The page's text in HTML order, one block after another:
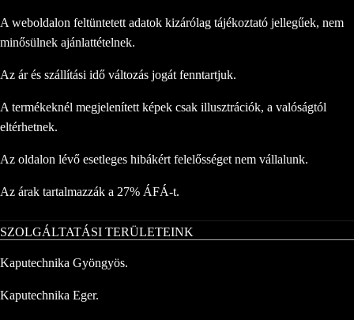
A weboldalon feltüntetett adatok kizárólag tájékoztató jellegűek, nem
minősülnek ajánlattételnek.
Az ár és szállítási idő változás jogát fenntartjuk.
A termékeknél megjelenített képek csak illusztrációk, a valóságtól
eltérhetnek.
Az oldalon lévő esetleges hibákért felelősséget nem vállalunk.
Az árak tartalmazzák a 27% ÁFÁ-t.
SZOLGÁLTATÁSI TERÜLETEINK
Kaputechnika Gyöngyös.
Kaputechnika Eger.